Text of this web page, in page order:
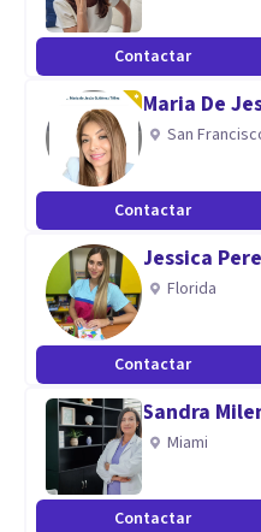
Aptitudes
Calidad humana, escucha y
empatica y centrada en la
tacto humano.
Contactar
Maria De
San
Contactar
Jessica
Florida
Contactar
Sandra
Miami
Contactar